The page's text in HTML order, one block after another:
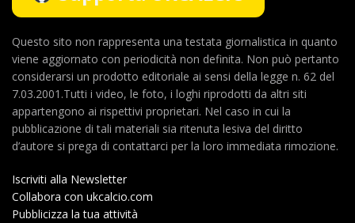
Questo sito non rappresenta una testata giornalistica in quanto
viene aggiornato con periodicità non definita. Non può pertanto
considerarsi un prodotto editoriale ai sensi della legge n. 62 del
7.03.2001.Tutti i video, le foto, i loghi riprodotti da altri siti
appartengono ai rispettivi proprietari. Nel caso in cui la
pubblicazione di tali materiali sia ritenuta lesiva del diritto
d’autore si prega di contattarci per la loro immediata rimozione.
Iscriviti alla Newsletter
Collabora con ukcalcio.com
Pubblicizza la tua attività